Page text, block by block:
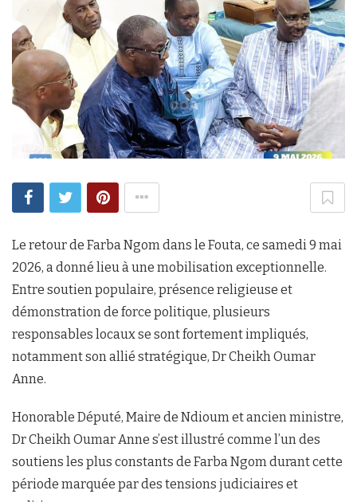
Le retour de Farba Ngom dans le Fouta, ce samedi 9 mai
2026, a donné lieu à une mobilisation exceptionnelle.
Entre soutien populaire, présence religieuse et
démonstration de force politique, plusieurs
responsables locaux se sont fortement impliqués,
notamment son allié stratégique, Dr Cheikh Oumar
Anne.
Honorable Député, Maire de Ndioum et ancien ministre,
Dr Cheikh Oumar Anne s’est illustré comme l’un des
soutiens les plus constants de Farba Ngom durant cette
période marquée par des tensions judiciaires et